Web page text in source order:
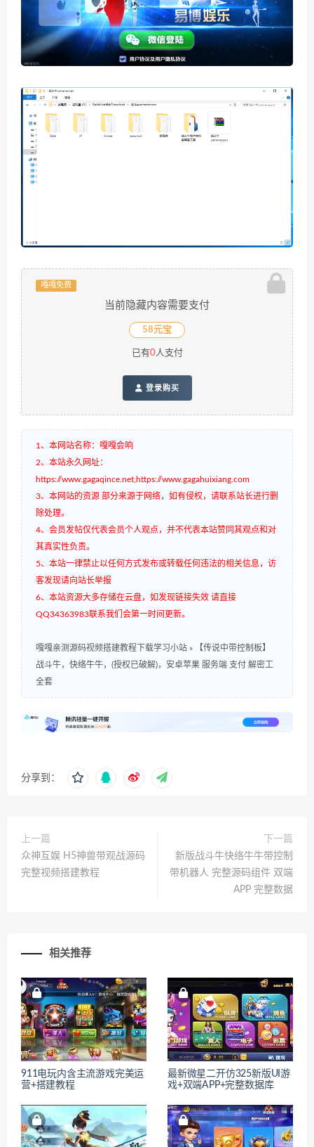
嘎嘎免费
当前隐藏内容需要支付
58元宝
已有0人支付
登录购买
1、本网站名称：嘎嘎会响
2、本站永久网址：
https://www.gagaqince.net,https://www.gagahuixiang.com
3、本网站的资源 部分来源于网络，如有侵权，请联系站长进行删
除处理。
4、会员发帖仅代表会员个人观点，并不代表本站赞同其观点和对
其真实性负责。
5、本站一律禁止以任何方式发布或转载任何违法的相关信息，访
客发现请向站长举报
6、本站资源大多存储在云盘，如发现链接失效 请直接
QQ34363983联系我们会第一时间更新。
嘎嘎亲测源码视频搭建教程下载学习小站 »
【传说中带控制板】
战斗牛，快络牛牛，(授权已破解)，安卓苹果 服务端 支付 解密工
全套
分享到：
上一篇
众神互娱 H5神兽带观战源码
完整视频搭建教程
下一篇
新版战斗牛快络牛牛带控制
带机器人 完整源码组件 双端
APP 完整数据
相关推荐
911电玩内含主流游戏完美运
营+搭建教程
最新微星二开仿325新版UI游
戏+双端APP+完整数据库